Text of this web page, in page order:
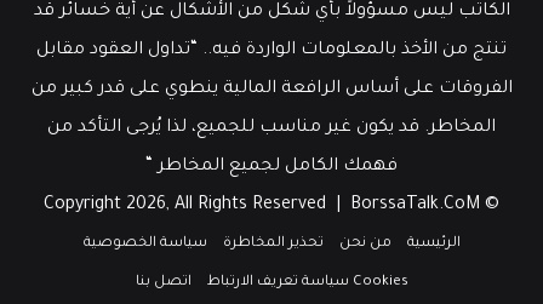
الكاتب ليس مسؤولاً بأي شكل من الأشكال عن أية خسائر قد
تنتج من الأخذ بالمعلومات الواردة فيه.. “تداول العقود مقابل
الفروقات على أساس الرافعة المالية ينطوي على قدر كبير من
المخاطر. قد يكون غير مناسب للجميع، لذا يُرجى التأكد من
فهمك الكامل لجميع المخاطر “
© Copyright 2026, All Rights Reserved |
BorssaTalk.CoM
الرئيسية من نحن تحذير المخاطرة سياسة الخصوصية
Cookies سياسة تعريف الارتباط اتصل بنا